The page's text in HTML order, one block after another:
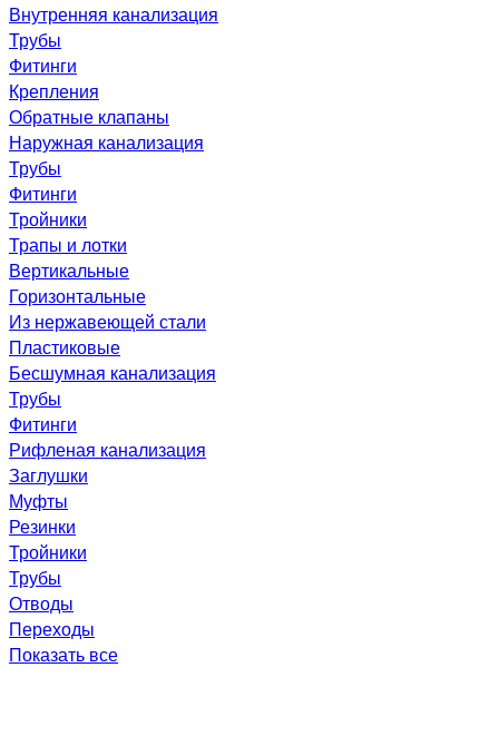
Внутренняя канализация
Трубы
Фитинги
Крепления
Обратные клапаны
Наружная канализация
Трубы
Фитинги
Тройники
Трапы и лотки
Вертикальные
Горизонтальные
Из нержавеющей стали
Пластиковые
Бесшумная канализация
Трубы
Фитинги
Рифленая канализация
Заглушки
Муфты
Резинки
Тройники
Трубы
Отводы
Переходы
Показать все